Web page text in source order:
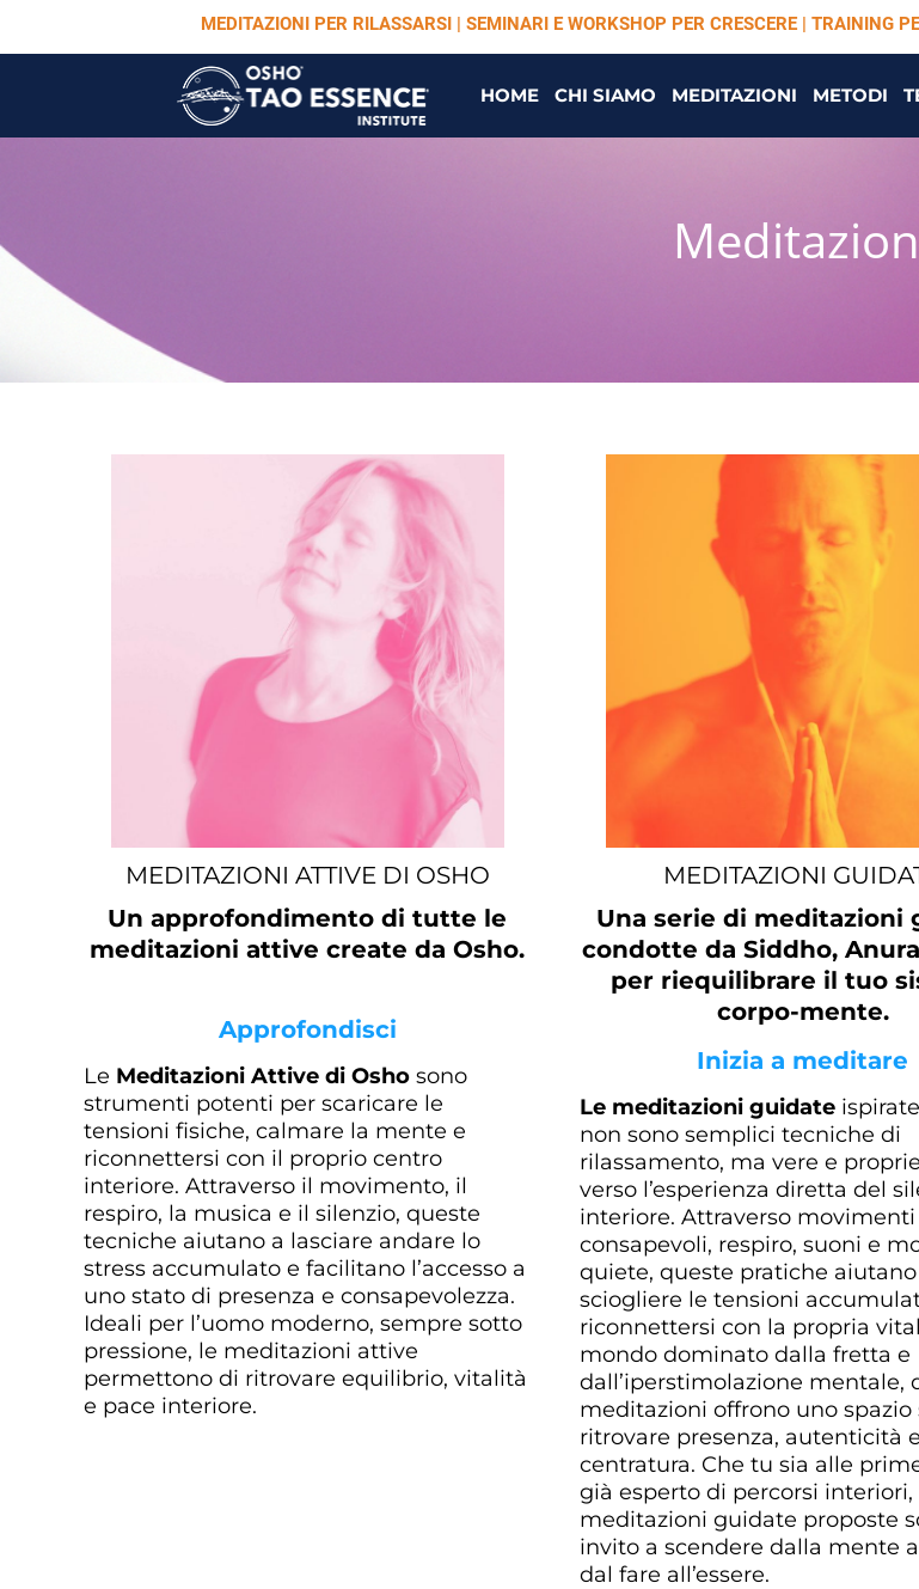
MEDITAZIONI PER RILASSARSI | SEMINARI E WORKSHOP PER CRESCERE | TRAINING
HOME CHI SIAMO MEDITAZIONI METODI
MEDITAZIONI ATTIVE DI OSHO
Un approfondimento di tutte le
meditazioni attive create da Osho.
Approfondisci
Le Meditazioni Attive di Osho sono
strumenti potenti per scaricare le
tensioni fisiche, calmare la mente e
riconnettersi con il proprio centro
interiore. Attraverso il movimento, il
respiro, la musica e il silenzio, queste
tecniche aiutano a lasciare andare lo
stress accumulato e facilitano l’accesso a
uno stato di presenza e consapevolezza.
Ideali per l’uomo moderno, sempre sotto
pressione, le meditazioni attive
permettono di ritrovare equilibrio, vitalità
e pace interiore.
MEDITAZIONI
Una serie di meditazioni
condotte da Siddho,
per riequilibrare il tuo
corpo-mente.
Inizia a meditare
Le meditazioni guidate
non sono semplici tecniche di
rilassamento, ma vere e
verso l’esperienza diretta del
interiore. Attraverso movimenti
consapevoli, respiro, suoni e
quiete, queste pratiche aiutano
sciogliere le tensioni
riconnettersi con la propria
mondo dominato dalla fretta e
dall’iperstimolazione mentale,
meditazioni offrono uno spazio
ritrovare presenza, autenticità e
centratura. Che tu sia alle
già esperto di percorsi interiori,
meditazioni guidate proposte
invito a scendere dalla mente
dal fare all’essere.